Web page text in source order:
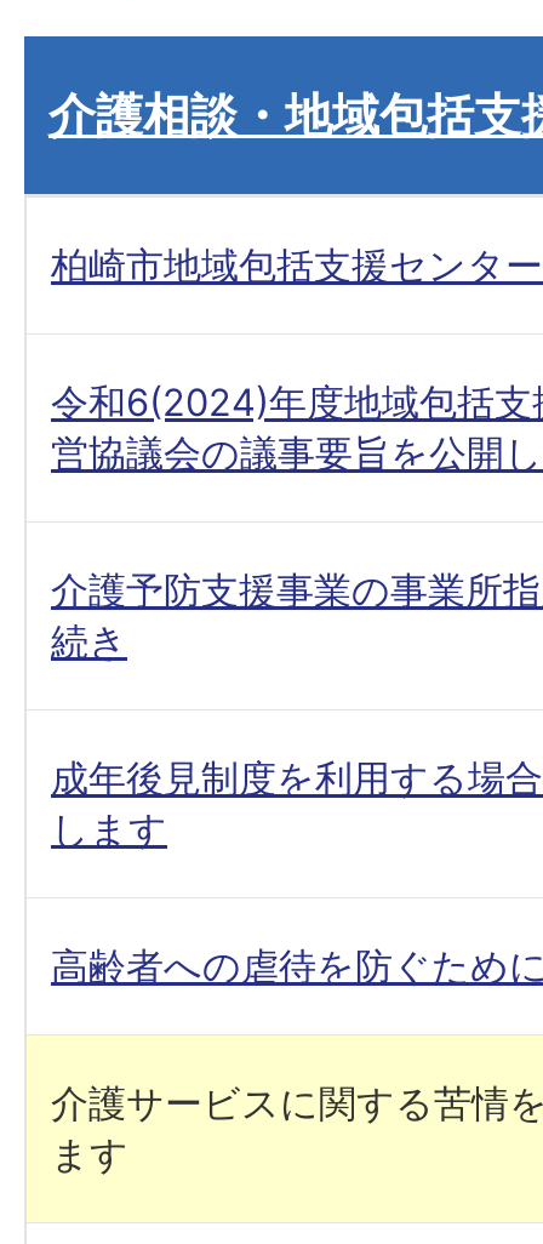
介護相談・地域包括支
柏崎市地域包括支援センター
令和6(2024)年度地域包括
営協議会の議事要旨を公開
介護予防支援事業の事業所
続き
成年後見制度を利用する場
します
高齢者への虐待を防ぐため
介護サービスに関する苦情
ます